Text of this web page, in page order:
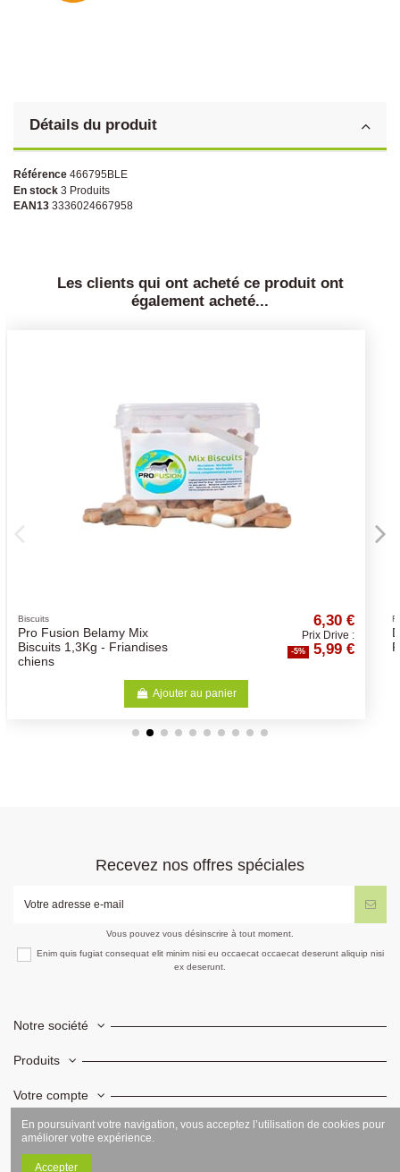
Détails du produit
Référence 466795BLE
En stock 3 Produits
EAN13 3336024667958
Les clients qui ont acheté ce produit ont
également acheté...
Prix Drive :
-5% 5,99 €
Denta Fun Poulet Chewing
Rings Ø 6 cm 55 g
Recevez nos offres spéciales
Vous pouvez vous désinscrire à tout moment.
Enim quis fugiat consequat elit minim nisi eu occaecat occaecat deserunt aliquip nisi
ex deserunt.
Notre société
Produits
Votre compte
Informations
En poursuivant votre navigation, vous acceptez l’utilisation de cookies pour
améliorer votre expérience.
Accepter